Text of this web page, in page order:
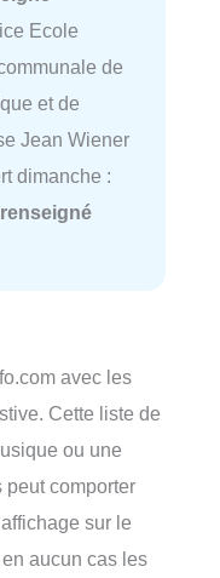
Ecole
de
et de
Jean Wiener
dimanche :
avec les
Cette liste de
ou une
comporter
sur le
aucun cas les